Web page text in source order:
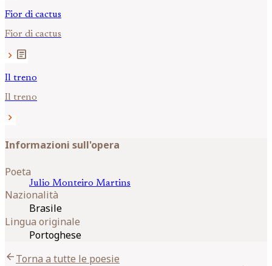
Fior di cactus
Fior di cactus
chevron_right article
Il treno
Il treno
chevron_right
Informazioni sull'opera
Poeta
Julio Monteiro Martins
Nazionalità
Brasile
Lingua originale
Portoghese
arrow_backTorna a tutte le poesie